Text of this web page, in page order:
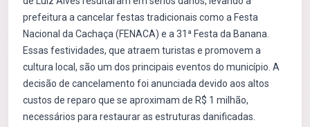
prefeitura a cancelar festas tradicionais como a Festa
Nacional da Cachaça (FENACA) e a 31ª Festa da Banana.
Essas festividades, que atraem turistas e promovem a
cultura local, são um dos principais eventos do município. A
decisão de cancelamento foi anunciada devido aos altos
custos de reparo que se aproximam de R$ 1 milhão,
necessários para restaurar as estruturas danificadas.